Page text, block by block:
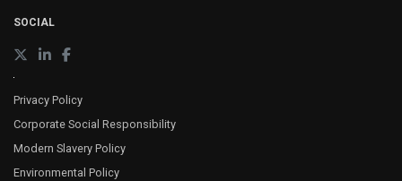
SOCIAL
Privacy Policy
Corporate Social Responsibility
Modern Slavery Policy
Environmental Policy